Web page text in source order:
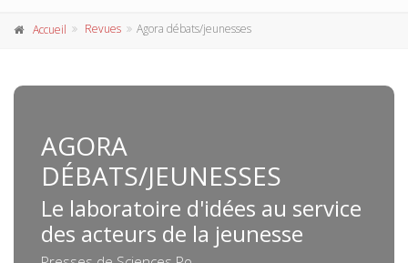
Accueil Revues Agora débats/jeunesses
AGORA
DÉBATS/JEUNESSES
Le laboratoire d'idées au service
des acteurs de la jeunesse